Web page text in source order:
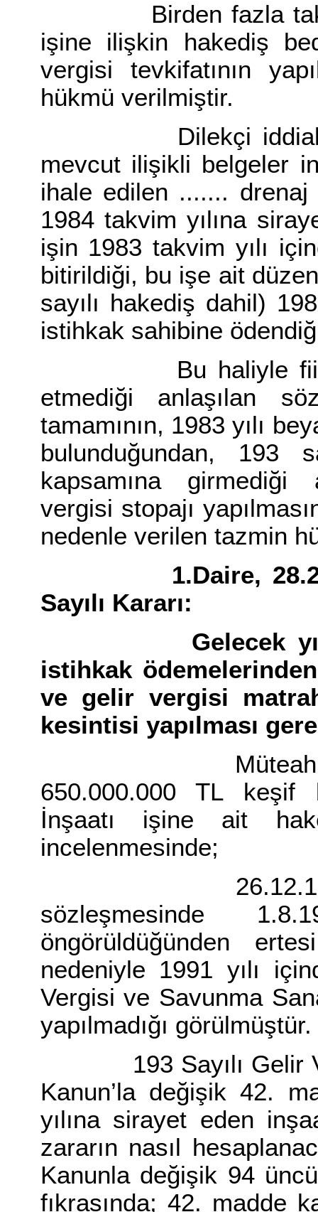
Birden fazla takvim
işine ilişkin hakediş
vergisi tevkifatının
hükmü verilmiştir.
Dilekçi iddiaları
mevcut ilişikli belgeler
ihale edilen .......
1984 takvim yılına
işin 1983 takvim yılı
bitirildiği, bu işe ait
sayılı hakediş dahil)
istihkak sahibine
Bu haliyle fiilen
etmediği anlaşılan
tamamının, 1983 yılı
bulunduğundan, 193
kapsamına girmediği
vergisi stopajı
nedenle verilen tazmin
1.Daire,
Sayılı Kararı:
Gelecek yıllara
istihkak
ve gelir vergisi
kesintisi yapılması
Müteahhit .....
650.000.000 TL keşif
İnşaatı işine ait
incelenmesinde;
26.12.1990
sözleşmesinde
öngörüldüğünden
nedeniyle 1991 yılı
Vergisi ve Savunma
yapılmadığı görülmüştür.
193 Sayılı Gelir
Kanun’la değişik 42.
yılına sirayet eden
zararın nasıl
Kanunla değişik 94
fıkrasında; 42. madde